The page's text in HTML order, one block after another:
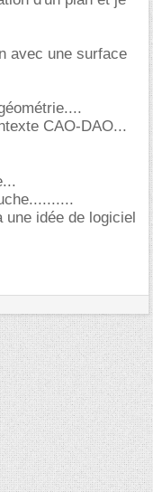
avec une surface
CAO-DAO...
une idée de logiciel